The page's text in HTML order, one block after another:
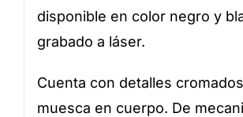
disponible en color negro y
grabado a láser.
Cuenta con detalles
muesca en cuerpo. De